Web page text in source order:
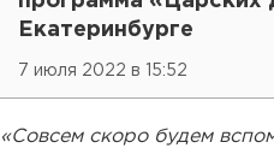
Екатеринбурге
7 июля 2022 в 15:52
«Совсем скоро будем